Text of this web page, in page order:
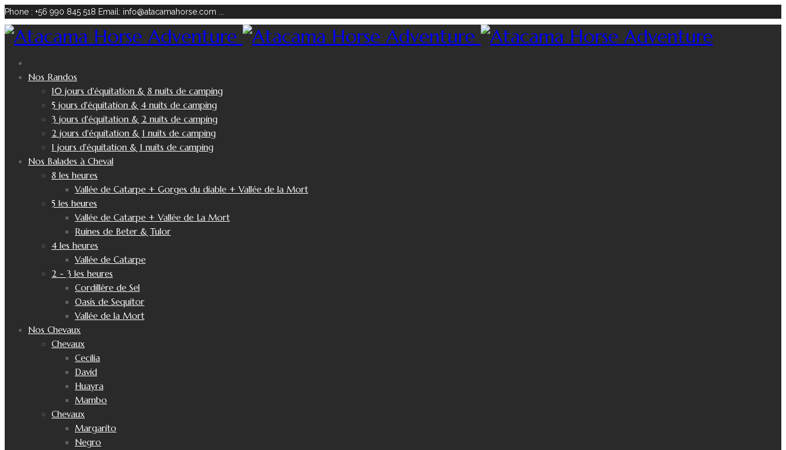
Phone : +56 990 845 518 Email: info@atacamahorse.com
Nos Randos
10 jours d'équitation & 8 nuits de camping
5 jours d'équitation & 4 nuits de camping
3 jours d'équitation & 2 nuits de camping
2 jours d'équitation & 1 nuits de camping
1 jours d'équitation & 1 nuits de camping
Nos Balades à Cheval
8 les heures
Vallée de Catarpe + Gorges du diable + Vallée de la Mort
5 les heures
Vallée de Catarpe + Vallée de La Mort
Ruines de Beter & Tulor
4 les heures
Vallée de Catarpe
2 - 3 les heures
Cordillère de Sel
Oasis de Sequitor
Vallée de la Mort
Nos Chevaux
Chevaux
Cecilia
David
Huayra
Mambo
Chevaux
Margarito
Negro